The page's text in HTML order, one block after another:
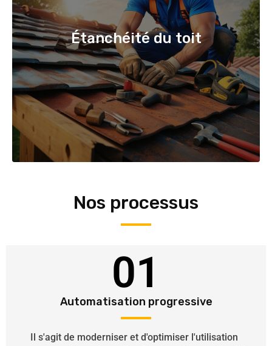
Étanchéité du toit
Nos processus
01
Automatisation progressive
Il s'agit de moderniser et d'optimiser l'utilisation